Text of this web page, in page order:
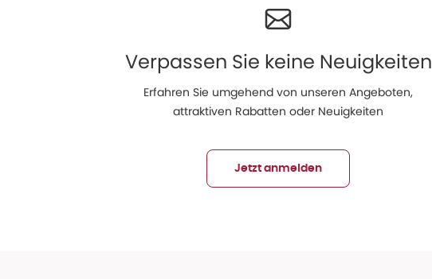
Verpassen Sie keine Neuigkeiten
Erfahren Sie umgehend von unseren Angeboten,
attraktiven Rabatten oder Neuigkeiten
Jetzt anmelden